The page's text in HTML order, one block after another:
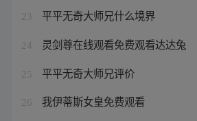
23 平平无奇大师兄什么境界
24 灵剑尊在线观看免费观看达达兔
25 平平无奇大师兄评价
26 我伊蒂斯女皇免费观看